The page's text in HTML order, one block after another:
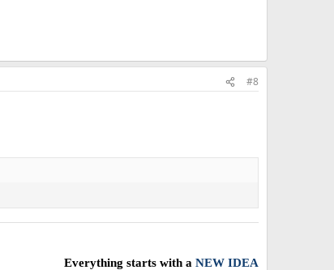
#8
Everything starts with a NEW IDEA